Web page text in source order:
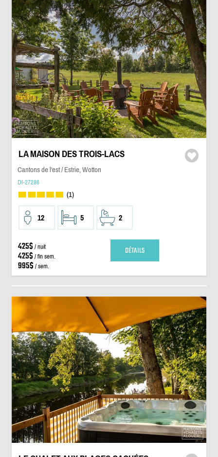
LA MAISON DES TROIS-LACS
Cantons de l'est / Estrie, Wotton
DI-27286
(1)
12 5 2
425$ / nuit
425$ / fin sem.
995$ / sem.
DÉTAILS